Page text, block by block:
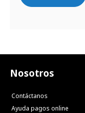
Nosotros
Contáctanos
Ayuda pagos online